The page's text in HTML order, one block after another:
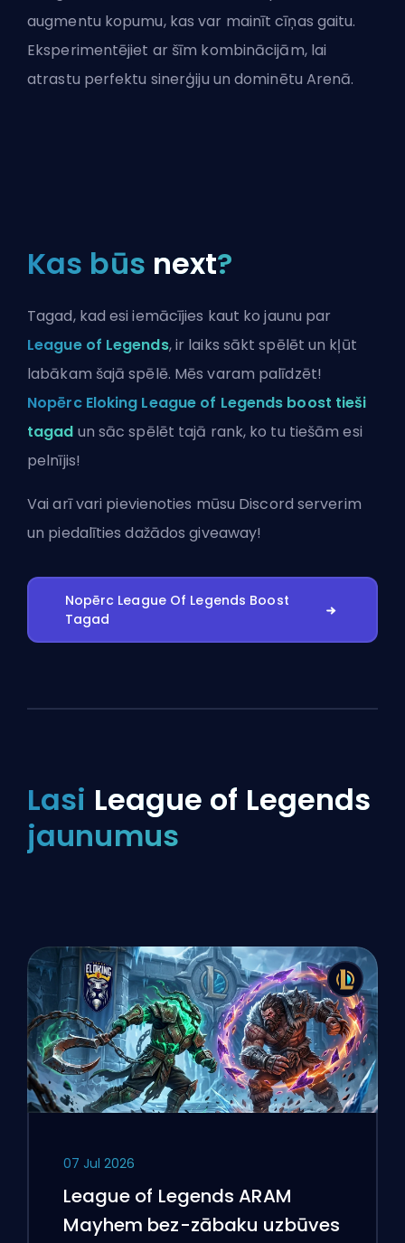
augmentu kopumu, kas var mainīt cīņas gaitu.
Eksperimentējiet ar šīm kombinācijām, lai
atrastu perfektu sinerģiju un dominētu Arenā.
Kas būs next?
Tagad, kad esi iemācījies kaut ko jaunu par
League of Legends, ir laiks sākt spēlēt un kļūt
labākam šajā spēlē. Mēs varam palīdzēt!
Nopērc Eloking League of Legends boost tieši
tagad un sāc spēlēt tajā rank, ko tu tiešām esi
pelnījis!
Vai arī vari pievienoties mūsu Discord serverim
un piedalīties dažādos giveaway!
Nopērc League Of Legends Boost
Tagad
Lasi League of Legends
jaunumus
07 Jul 2026
League of Legends ARAM
Mayhem bez-zābaku uzbūves